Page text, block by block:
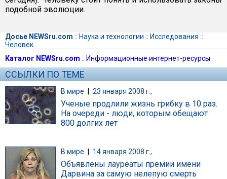
подобной эволюции.
Досье NEWSru.com :: Наука и технологии :: Исследования ::
Человек
Каталог NEWSru.com :: Информационные интернет-ресурсы
ССЫЛКИ ПО ТЕМЕ
В мире | 23 января 2008 г.,
Ученые продлили жизнь грибку в 10 раз.
На очереди - люди, которым обещают
800 долгих лет
В мире 14 января 2008 г.,
Объявлены лауреаты премии имени
Дарвина за самую нелепую смерть